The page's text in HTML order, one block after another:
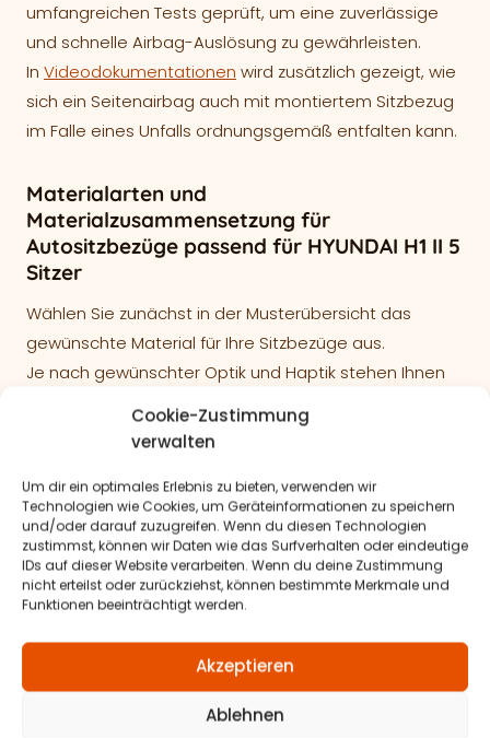
Cookie-Zustimmung
verwalten
Um dir ein optimales Erlebnis zu bieten, verwenden wir
Technologien wie Cookies, um Geräteinformationen zu speichern
und/oder darauf zuzugreifen. Wenn du diesen Technologien
zustimmst, können wir Daten wie das Surfverhalten oder eindeutige
IDs auf dieser Website verarbeiten. Wenn du deine Zustimmung
nicht erteilst oder zurückziehst, können bestimmte Merkmale und
Funktionen beeinträchtigt werden.
Akzeptieren
Ablehnen
umfangreichen Tests geprüft, um eine zuverlässige
und schnelle Airbag-Auslösung zu gewährleisten.
In Videodokumentationen wird zusätzlich gezeigt, wie
sich ein Seitenairbag auch mit montiertem Sitzbezug
im Falle eines Unfalls ordnungsgemäß entfalten kann.
Materialarten und
Materialzusammensetzung für
Autositzbezüge passend für HYUNDAI H1 II 5
Sitzer
Wählen Sie zunächst in der Musterübersicht das
gewünschte Material für Ihre Sitzbezüge aus.
Je nach gewünschter Optik und Haptik stehen Ihnen
Lederlook – Kunstleder
Oberfläche: 100% Polyurethan
Beschichtung: 60% PCV, 40% Polyester (PES)
Antarrlook-Wildlederoptik
100% Polyester (PES)
Velour & Textillook
Materialeigenschaften: